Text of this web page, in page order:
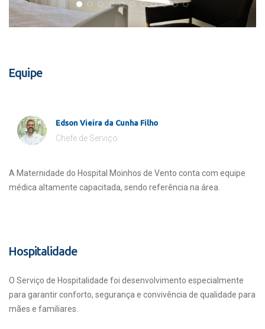
Equipe
Edson Vieira da Cunha Filho
Chefe de Serviço
A Maternidade do Hospital Moinhos de Vento conta com equipe
médica altamente capacitada, sendo referência na área.
Hospitalidade
O Serviço de Hospitalidade foi desenvolvimento especialmente
para garantir conforto, segurança e convivência de qualidade para
mães e familiares.